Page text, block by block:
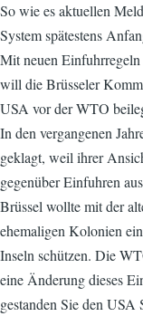
So wie es aktuellen
System spätestens
Mit neuen
will die Brüsseler
USA vor der WTO
In den vergangenen
geklagt, weil ihrer
gegenüber Einfuhren
Brüssel wollte mit der
ehemaligen Kolonien
Inseln schützen. Die
eine Änderung dieses
gestanden Sie den